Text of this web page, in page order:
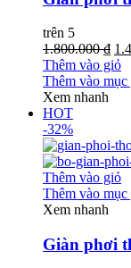
trên 5
1.800.000 ₫
Thêm vào giỏ
Thêm vào mục
Xem nhanh
HOT
-32%
Thêm vào giỏ
Thêm vào mục
Xem nhanh
Giàn phơi